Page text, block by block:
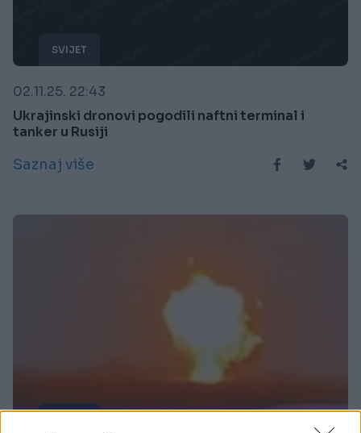
SVIJET
02.11.25. 22:43
Ukrajinski dronovi pogodili naftni terminal i
tanker u Rusiji
Saznaj više